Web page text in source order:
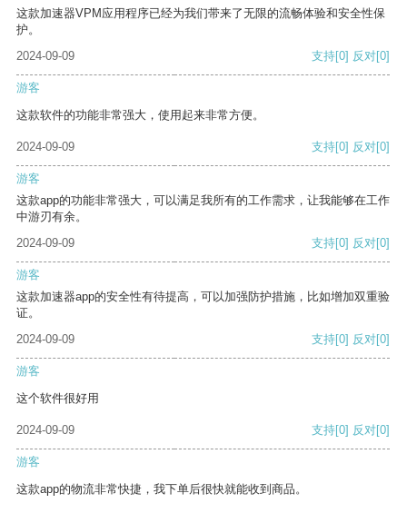
这款加速器VPM应用程序已经为我们带来了无限的流畅体验和安全性保
护。
2024-09-09
支持[0] 反对[0]
游客
这款软件的功能非常强大，使用起来非常方便。
2024-09-09 支持[0] 反对[0]
游客
这款app的功能非常强大，可以满足我所有的工作需求，让我能够在工作
中游刃有余。
2024-09-09
支持[0] 反对[0]
游客
这款加速器app的安全性有待提高，可以加强防护措施，比如增加双重验
证。
2024-09-09
支持[0] 反对[0]
游客
这个软件很好用
2024-09-09 支持[0] 反对[0]
游客
这款app的物流非常快捷，我下单后很快就能收到商品。